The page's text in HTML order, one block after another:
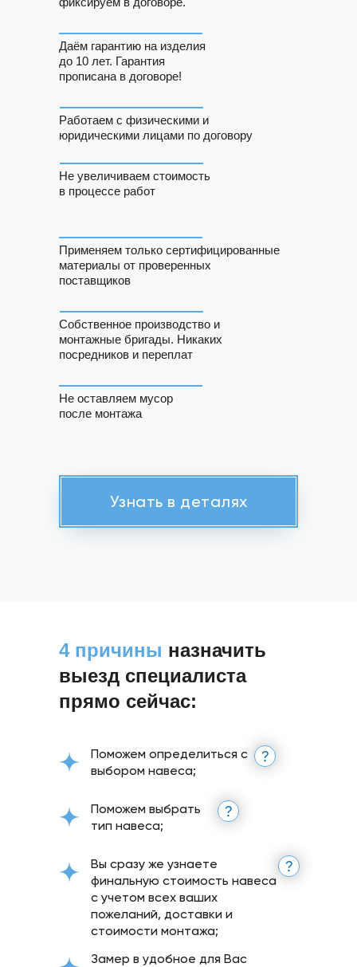
Не увеличиваем стоимость
в процессе работ
Применяем только сертифицированные
материалы от проверенных
поставщиков
Не оставляем мусор
после монтажа
Даём гарантию на изделия
до 10 лет. Гарантия
прописана в договоре!
Работаем с физическими и
юридическими лицами по договору
Собственное производство и
монтажные бригады. Никаких
посредников и переплат
Узнать в деталях
4 причины назначить
выезд специалиста
прямо сейчас:
Поможем определиться с
выбором навеса;
Поможем выбрать
тип навеса;
Вы сразу же узнаете
финальную стоимость навеса
с учетом всех ваших
пожеланий, доставки и
стоимости монтажа;
Замер в удобное для Вас